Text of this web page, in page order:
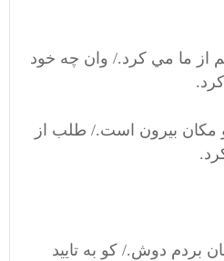
ما مي کرد./ وان چه خود
بيرون است./ طلب از
بردم دوش./ کو به تاييد